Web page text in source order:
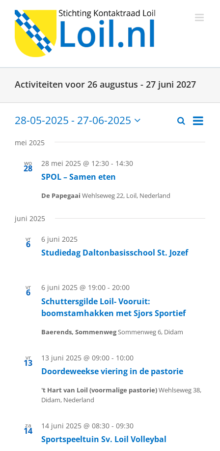
inhoud
Activiteiten voor 26 augustus - 27 juni 2027
Zoeken
Zoeken
Lijst
28-05-2025 - 27-06-2025
een
mei 2025
wo
28 28 mei 2025 @ 12:30 - 14:30
SPOL – Samen eten
De Papegaai Wehlseweg 22, Loil, Nederland
juni 2025
vr
6 6 juni 2025
Studiedag Daltonbasisschool St. Jozef
vr
6 6 juni 2025 @ 19:00 - 20:00
Schuttersgilde Loil- Vooruit:
boomstamhakken met Sjors Sportief
Baerends, SommenwegSommenweg 6, Didam
vr
13 13 juni 2025 @ 09:00 - 10:00
Doordeweekse viering in de pastorie
't Hart van Loil (voormalige pastorie)Wehlseweg 38,
Didam, Nederland
za
14 14 juni 2025 @ 08:30 - 09:30
Sportspeeltuin Sv. Loil Volleybal